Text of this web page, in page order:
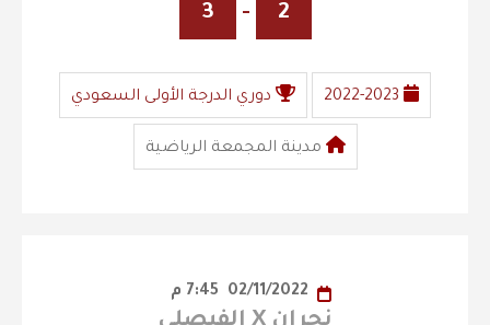
2
-
3
2022-2023 دوري الدرجة الأولى السعودي
مدينة المجمعة الرياضية